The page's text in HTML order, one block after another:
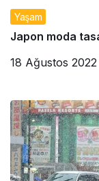
Yaşam
Japon moda
18 Ağustos